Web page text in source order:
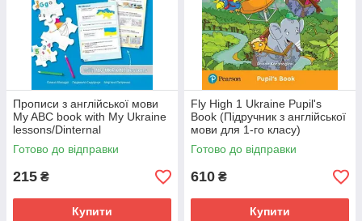
Прописи з англійської мови
My ABC book with My Ukraine
lessons/Dinternal
Готово до відправки
215 ₴
Купити
Fly High 1 Ukraine Pupil's
Book (Підручник з англійської
мови для 1-го класу)
Готово до відправки
610 ₴
Купити